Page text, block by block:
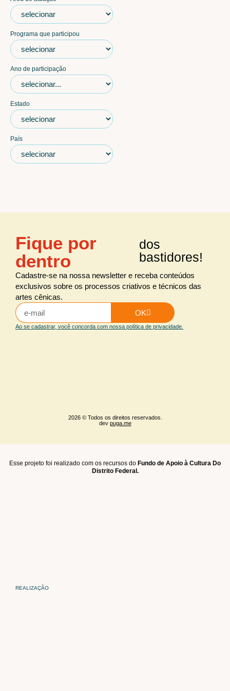
Programa que participou
Ano de participação
Estado
País
2026 © Todos os direitos reservados.
dev puga.me
dos
bastidores!
Fique por
dentro
Cadastre-se na nossa newsletter e receba conteúdos
exclusivos sobre os processos criativos e técnicos das
artes cênicas.
OK
Ao se cadastrar, você concorda com nossa política de privacidade.
Esse projeto foi realizado com os recursos do Fundo de Apoio à Cultura Do
Distrito Federal.
REALIZAÇÃO